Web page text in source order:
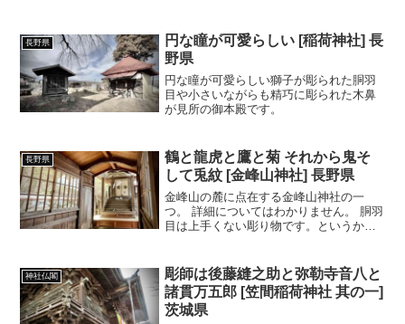
長野県
円な瞳が可愛らしい [稲荷神社] 長
野県
円な瞳が可愛らしい獅子が彫られた胴羽
目や小さいながらも精巧に彫られた木鼻
が見所の御本殿です。
長野県
鶴と龍虎と鷹と菊 それから鬼そ
して兎紋 [金峰山神社] 長野県
金峰山の麓に点在する金峰山神社の一
つ。 詳細についてはわかりません。 胴羽
目は上手くない彫り物です。というか寧
神社仏閣
彫師は後藤縫之助と弥勒寺音八と
諸貫万五郎 [笠間稲荷神社 其の一]
茨城県